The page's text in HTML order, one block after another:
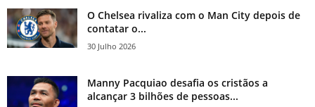
O Chelsea rivaliza com o Man City depois de
contatar o...
30 Julho 2026
Manny Pacquiao desafia os cristãos a
alcançar 3 bilhões de pessoas...